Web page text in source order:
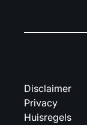
Disclaimer
Privacy
Huisregels